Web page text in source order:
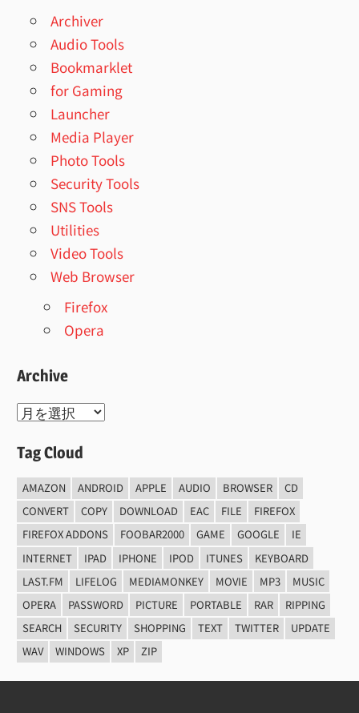
Archiver
Audio Tools
Bookmarklet
for Gaming
Launcher
Media Player
Photo Tools
Security Tools
SNS Tools
Utilities
Video Tools
Web Browser
Firefox
Opera
Archive
Archive
Tag Cloud
AMAZON ANDROID APPLE AUDIO BROWSER
CD
CONVERT
COPY DOWNLOAD EAC FILE
FIREFOX
FIREFOX ADDONS
FOOBAR2000 GAME GOOGLE
IE
INTERNET
IPAD IPHONE IPOD ITUNES
KEYBOARD
LAST.FM
LIFELOG MEDIAMONKEY MOVIE MP3
MUSIC
OPERA
PASSWORD PICTURE PORTABLE RAR
RIPPING
SEARCH
SECURITY SHOPPING TEXT TWITTER
UPDATE
WAV
WINDOWS XP ZIP